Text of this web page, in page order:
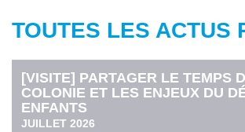
TOUTES LES ACTUS
[VISITE] PARTAGER LE TEMPS
COLONIE ET LES ENJEUX DU
ENFANTS
JUILLET 2026